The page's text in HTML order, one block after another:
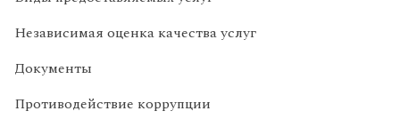
Независимая оценка качества услуг
Документы
Противодействие коррупции